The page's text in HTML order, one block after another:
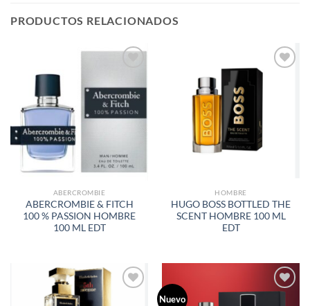
PRODUCTOS RELACIONADOS
LISTA
DE
ABERCROMBIE
ABERCROMBIE & FITCH
100 % PASSION HOMBRE
100 ML EDT
DESEOS
HOMBRE
HUGO BOSS BOTTLED THE
SCENT HOMBRE 100 ML
EDT
AÑADIR
Nuevo